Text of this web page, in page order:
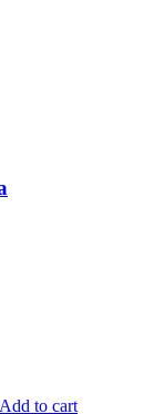
Add to cart